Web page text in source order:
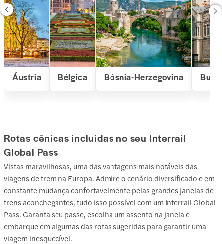
Áustria Bélgica Bósnia-Herzegovina
Rotas cênicas incluídas no seu Interrail
Global Pass
Vistas maravilhosas, uma das vantagens mais notáveis das
viagens de trem na Europa. Admire o cenário diversificado e em
constante mudança confortavelmente pelas grandes janelas de
trens aconchegantes, tudo isso possível com um Interrail Global
Pass. Garanta seu passe, escolha um assento na janela e
embarque em algumas das rotas sugeridas para garantir uma
viagem inesquecível.